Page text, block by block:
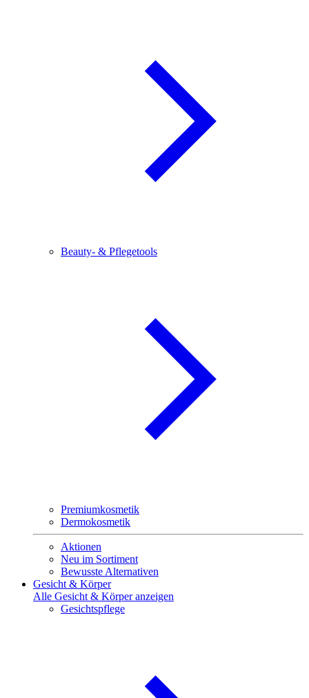
Beauty- & Pflegetools
Premiumkosmetik
Dermokosmetik
Aktionen
Neu im Sortiment
Bewusste Alternativen
Gesicht & Körper
Alle Gesicht & Körper anzeigen
Gesichtspflege